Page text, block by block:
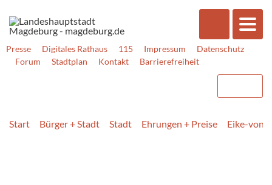
Presse Digitales Rathaus 115 Impressum
Datenschutz
Forum
Stadtplan Kontakt Barrierefreiheit
Start Bürger + Stadt Stadt Ehrungen + Preise Eike-von-